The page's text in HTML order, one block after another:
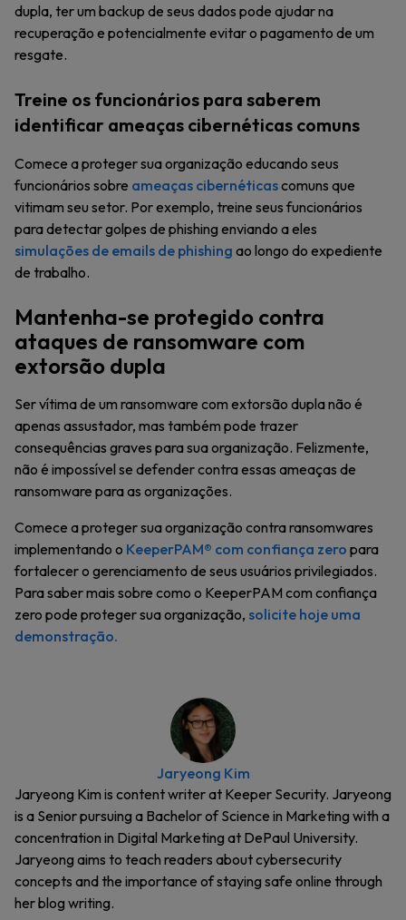
dupla, ter um backup de seus dados pode ajudar na
recuperação e potencialmente evitar o pagamento de um
resgate.
Treine os funcionários para saberem
identificar ameaças cibernéticas comuns
Comece a proteger sua organização educando seus
funcionários sobre ameaças cibernéticascomuns que
vitimam seu setor. Por exemplo, treine seus funcionários
para detectar golpes de phishing enviando a eles
simulações de emails de phishing ao longo do expediente
de trabalho.
Mantenha-se protegido contra
ataques de ransomware com
extorsão dupla
Ser vítima de um ransomware com extorsão dupla não é
apenas assustador, mas também pode trazer
consequências graves para sua organização. Felizmente,
não é impossível se defender contra essas ameaças de
ransomware para as organizações.
Comece a proteger sua organização contra ransomwares
implementando o KeeperPAM® com confiança zero para
fortalecer o gerenciamento de seus usuários privilegiados.
Para saber mais sobre como o KeeperPAM com confiança
zero pode proteger sua organização, solicite hoje uma
demonstração.
Jaryeong Kim
Jaryeong Kim is content writer at Keeper Security. Jaryeong
is a Senior pursuing a Bachelor of Science in Marketing with a
concentration in Digital Marketing at DePaul University.
Jaryeong aims to teach readers about cybersecurity
concepts and the importance of staying safe online through
her blog writing.